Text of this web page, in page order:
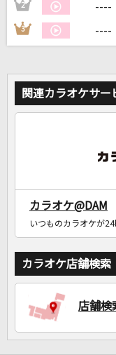
家族
2 ----
3 ----
関連カラオケサー
カラオケ@DAM
いつものカラオケが
カラオケ店舗検索
店舗検